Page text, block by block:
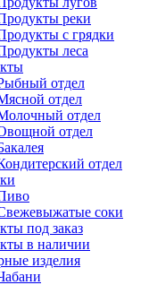
реки
с грядки
леса
отдел
отдел
отдел
отдел
отдел
соки
под заказ
в наличии
изделия